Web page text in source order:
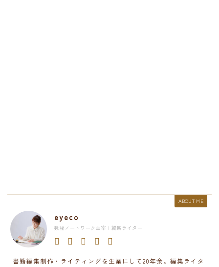
ABOUT ME
eyeco
数秘ノートワーク主宰 | 編集ライター
書籍編集制作・ライティングを生業にして20年余。編集ライタ